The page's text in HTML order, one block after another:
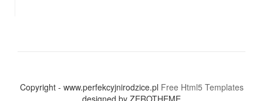
Copyright - www.perfekcyjnirodzice.pl Free Html5 Templates
designed by ZEROTHEME